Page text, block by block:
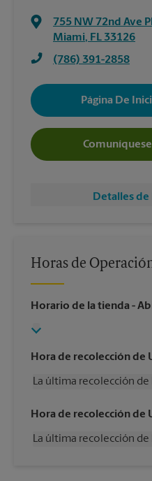
755 NW 72nd Ave
Miami, FL 33126
(786) 391-2858
Página De
Detalles de
Horas de
Horario de la tienda -
Hora de recolección de
La última recolección de
Miércoles
4:40 PM
Viernes
4:40 PM
Hora de recolección de
La última recolección de